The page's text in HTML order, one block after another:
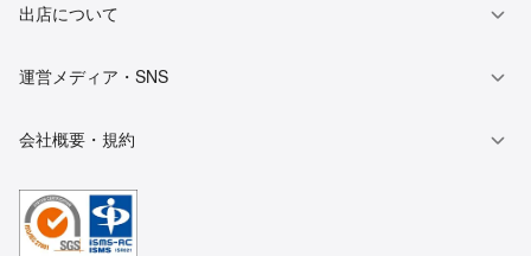
出店について
運営メディア・SNS
会社概要・規約